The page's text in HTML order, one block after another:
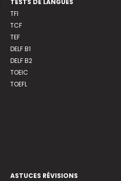
TFI
TCF
TEF
DELF B1
DELF B2
TOEIC
TOEFL
ASTUCES RÉVISIONS